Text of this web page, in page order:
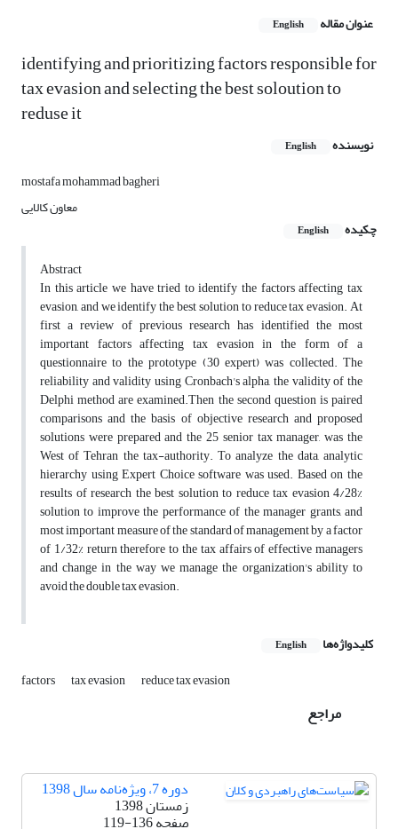
عنوان مقاله English
identifying and prioritizing factors responsible for
tax evasion and selecting the best soloution to
reduse it
نویسنده English
mostafa mohammad bagheri
معاون کالایی
چکیده
English
Abstract
In this article we have tried to identify the factors affecting tax
evasion, and we identify the best solution to reduce tax evasion. At
first a review of previous research has identified the most
important factors affecting tax evasion in the form of a
questionnaire to the prototype (30 expert) was collected. The
reliability and validity using Cronbach's alpha, the validity of the
Delphi method are examined.Then the second question is paired
comparisons and the basis of objective research and proposed
solutions were prepared and the 25 senior tax manager, was the
West of Tehran the tax-authority. To analyze the data, analytic
hierarchy using Expert Choice software was used. Based on the
results of research the best solution to reduce tax evasion 4/28%
solution to improve the performance of the manager grants, and
most important measure of the standard of management by a factor
of 1/32% return therefore to the tax affairs of effective managers
and change in the way we manage the organization's ability to
avoid the double tax evasion.
کلیدواژه‌ها English
factors tax evasion reduce tax evasion
مراجع
دوره 7، ویژه‌نامه سال 1398
زمستان 1398
صفحه119-136